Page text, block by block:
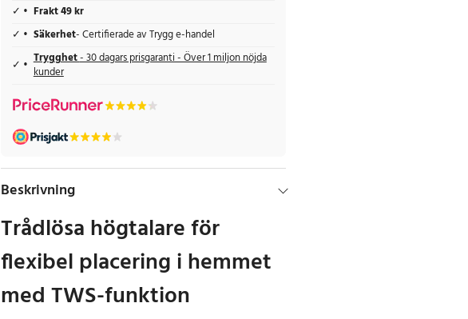
Frakt 49 kr
Säkerhet- Certifierade av Trygg e-handel
Trygghet- 30 dagars prisgaranti - Över 1 miljon nöjda
kunder
Beskrivning
Trådlösa högtalare för
flexibel placering i hemmet
med TWS-funktion